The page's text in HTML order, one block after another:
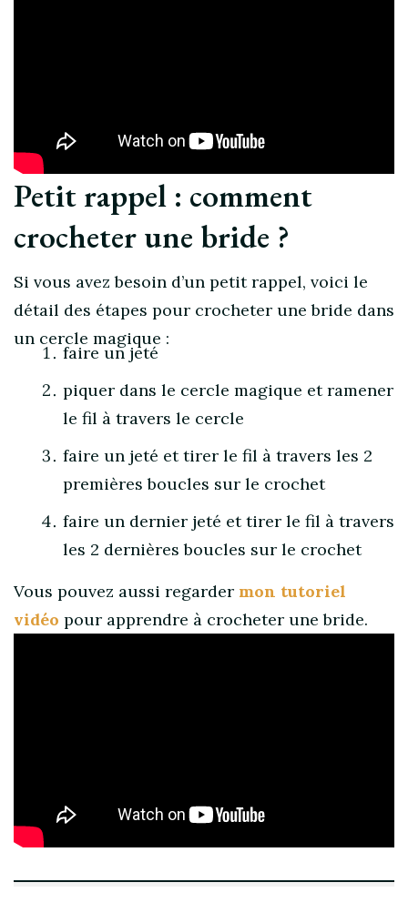
Petit rappel : comment
crocheter une bride ?
Si vous avez besoin d’un petit rappel, voici le
détail des étapes pour crocheter une bride dans
un cercle magique :
faire un jeté
piquer dans le cercle magique et ramener
le fil à travers le cercle
faire un jeté et tirer le fil à travers les 2
premières boucles sur le crochet
faire un dernier jeté et tirer le fil à travers
les 2 dernières boucles sur le crochet
Vous pouvez aussi regarder mon tutoriel
vidéo pour apprendre à crocheter une bride.